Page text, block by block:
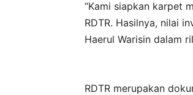
“Kami siapkan karpet
RDTR. Hasilnya, nilai
Haerul Warisin dalam
RDTR merupakan